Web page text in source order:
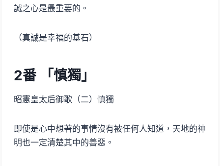
誠之心是最重要的。
（真誠是幸福的基石）
2番 「慎獨」
昭憲皇太后御歌（二）慎獨
即使是心中想著的事情沒有被任何人知道，天地的神
明也一定清楚其中的善惡。